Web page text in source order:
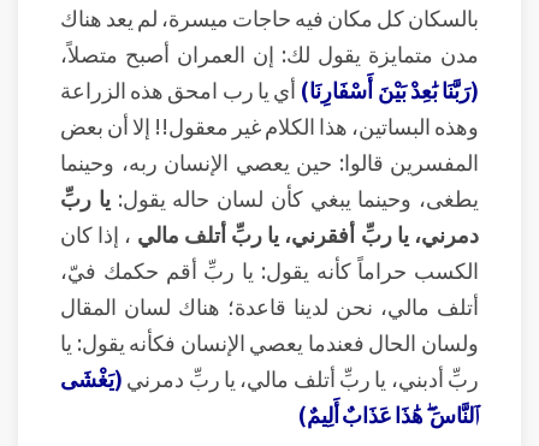
بالسكان كل مكان فيه حاجات ميسرة، لم يعد هناك
مدن متمايزة يقول لك: إن العمران أصبح متصلاً،
(رَبَّنَا بَٰعِدْ بَيْنَ أَسْفَارِنَا) أي يا رب امحق هذه الزراعة
وهذه البساتين، هذا الكلام غير معقول!! إلا أن بعض
المفسرين قالوا: حين يعصي الإنسان ربه، وحينما
يطغى، وحينما يبغي كأن لسان حاله يقول:يا ربِّ
دمرني، يا ربِّ أفقرني، يا ربِّ أتلف مالي ، إذا كان
الكسب حراماً كأنه يقول: يا ربِّ أقم حكمك فيّ،
أتلف مالي، نحن لدينا قاعدة؛ هناك لسان المقال
ولسان الحال فعندما يعصي الإنسان فكأنه يقول: يا
ربِّ أدبني، يا ربِّ أتلف مالي، يا ربِّ دمرني(يَغْشَى
ٱلنَّاسَ ۖ هَٰذَا عَذَابٌ أَلِيمٌ)